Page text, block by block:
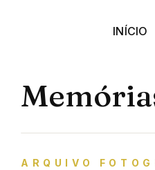
INÍCIO
ARQUIVO